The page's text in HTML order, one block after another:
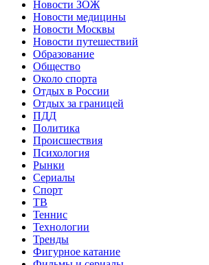
Новости ЗОЖ
Новости медицины
Новости Москвы
Новости путешествий
Образование
Общество
Около спорта
Отдых в России
Отдых за границей
ПДД
Политика
Происшествия
Психология
Рынки
Сериалы
Спорт
ТВ
Теннис
Технологии
Тренды
Фигурное катание